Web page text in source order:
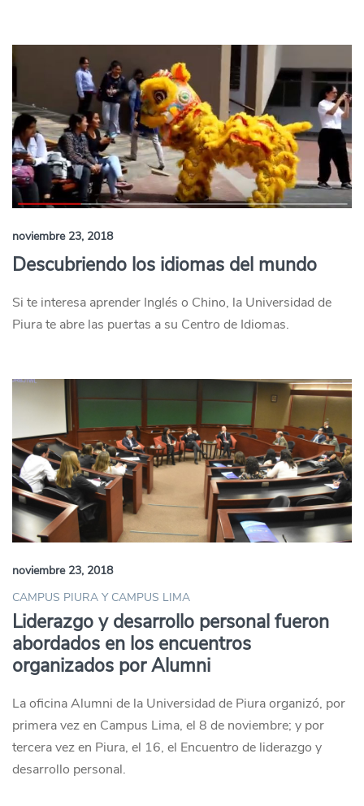
noviembre 23, 2018
Descubriendo los idiomas del mundo
Si te interesa aprender Inglés o Chino, la Universidad de
Piura te abre las puertas a su Centro de Idiomas.
noviembre 23, 2018
CAMPUS PIURA Y CAMPUS LIMA
Liderazgo y desarrollo personal fueron
abordados en los encuentros
organizados por Alumni
La oficina Alumni de la Universidad de Piura organizó, por
primera vez en Campus Lima, el 8 de noviembre; y por
tercera vez en Piura, el 16, el Encuentro de liderazgo y
desarrollo personal.